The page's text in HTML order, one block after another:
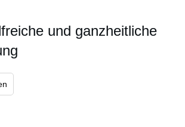
und ganzheitliche